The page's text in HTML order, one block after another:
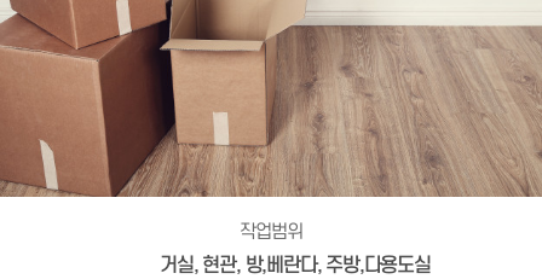
작업범위
거실, 현관, 방,베란다, 주방,다용도실